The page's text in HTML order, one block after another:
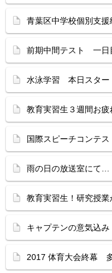
青葉区中学校個別支援
前期中間テスト 一
水泳学習 本日スター
教育実習生３週間お疲
国際スピーチコンテス
雨の日の放送室にて…
教育実習生！研究授業
キャプテンの意気込み
2017 体育大会終幕